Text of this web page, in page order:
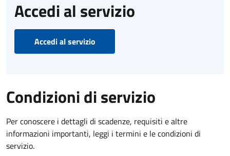
Accedi al servizio
Accedi al servizio
Condizioni di servizio
Per conoscere i dettagli di scadenze, requisiti e altre
informazioni importanti, leggi i termini e le condizioni di
servizio.